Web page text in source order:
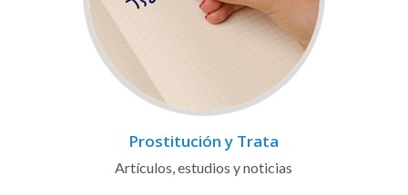
Prostitución y Trata
Artículos, estudios y noticias